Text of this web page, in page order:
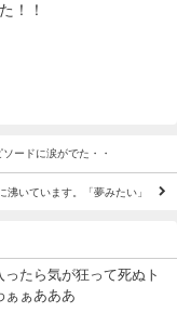
！！
ードに涙がでた・・
いています。「夢みたい」
たら気が狂って死ぬト
ぁぁあああ